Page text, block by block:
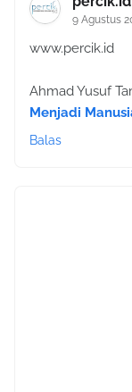
9 Agustus
www.percik.id
Ahmad Yusuf
Menjadi
Balas